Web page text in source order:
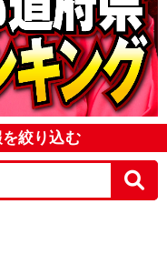
絞り込む